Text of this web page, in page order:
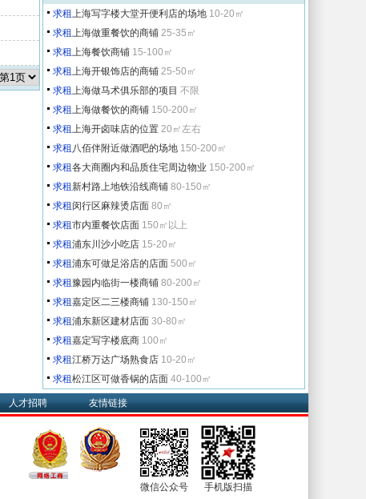
求租上海写字楼大堂开便利店的场地 10-20㎡
求租上海做重餐饮的商铺 25-35㎡
求租上海餐饮商铺 15-100㎡
求租上海开银饰店的商铺 25-50㎡
求租上海做马术俱乐部的项目 不限
求租上海做餐饮的商铺 150-200㎡
求租上海开卤味店的位置 20㎡左右
求租 八佰伴附近做酒吧的场地 150-200㎡
求租各大商圈内和品质住宅周边物业 150-200㎡
求租新村路上地铁沿线商铺 80-150㎡
求租 闵行区麻辣烫店面 80㎡
求租市内重餐饮店面 150㎡以上
求租浦东川沙小吃店 15-20㎡
求租浦东可做足浴店的店面 500㎡
求租豫园内临街一楼商铺 80-200㎡
求租嘉定区二三楼商铺 130-150㎡
求租浦东新区建材店面 30-80㎡
求租嘉定写字楼底商 100㎡
求租江桥万达广场熟食店 10-20㎡
求租松江区可做香锅的店面 40-100㎡
人才招聘 友情链接
微信公众号 手机版扫描